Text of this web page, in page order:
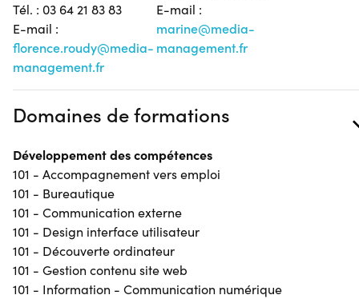
Tél. : 03 64 21 83 83
E-mail :
florence.roudy@media-
management.fr
E-mail :
marine@media-
management.fr
Domaines de formations
Développement des compétences
101 - Accompagnement vers emploi
101 - Bureautique
101 - Communication externe
101 - Design interface utilisateur
101 - Découverte ordinateur
101 - Gestion contenu site web
101 - Information - Communication numérique